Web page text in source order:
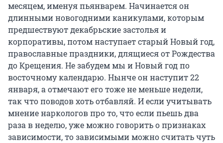
месяцем, именуя пьянварем. Начинается он
длинными новогодними каникулами, которым
предшествуют декабрьские застолья и
корпоративы, потом наступает старый Новый год,
православные праздники, длящиеся от Рождества
до Крещения. Не забудем мы и Новый год по
восточному календарю. Нынче он наступит 22
января, а отмечают его тоже не меньше недели,
так что поводов хоть отбавляй. И если учитывать
мнение наркологов про то, что если пьешь два
раза в неделю, уже можно говорить о признаках
зависимости, то зависимыми можно считать чуть